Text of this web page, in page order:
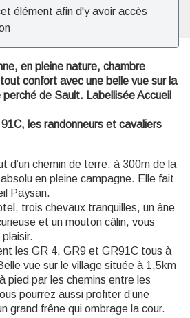
élément afin d'y avoir accès
en pleine nature, chambre
confort avec une belle vue sur la
de Sault. Labellisée Accueil
les randonneurs et cavaliers
d’un chemin de terre, à 300m de la
en pleine campagne. Elle fait
Paysan.
trois chevaux tranquilles, un âne
et un mouton câlin, vous
les GR 4, GR9 et GR91C tous à
vue sur le village située à 1,5km
pied par les chemins entre les
pourrez aussi profiter d’une
grand frêne qui ombrage la cour.